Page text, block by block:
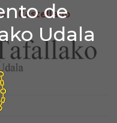
de
Udala
de
Castellano